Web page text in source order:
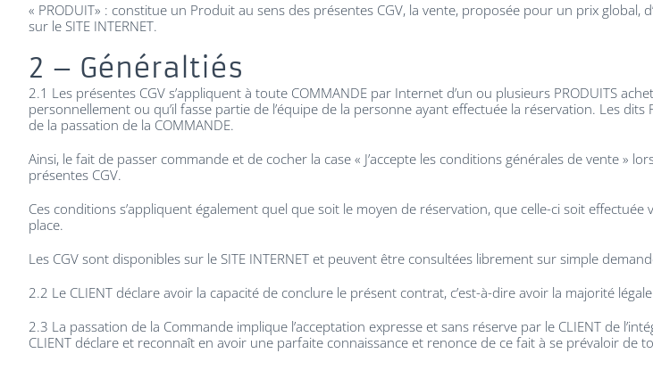
« PRODUIT» : constitue un Produit au sens des présentes CGV, la vente, proposée pour un prix
sur le SITE INTERNET.
2 – Généraltiés
2.1 Les présentes CGV s’appliquent à toute COMMANDE par Internet d’un ou plusieurs PRODUITS
personnellement ou qu’il fasse partie de l’équipe de la personne ayant effectuée la réservation. Les
de la passation de la COMMANDE.
Ainsi, le fait de passer commande et de cocher la case « J’accepte les conditions générales de vente »
présentes CGV.
Ces conditions s’appliquent également quel que soit le moyen de réservation, que celle-ci soit effectuée
place.
Les CGV sont disponibles sur le SITE INTERNET et peuvent être consultées librement sur simple
2.2 Le CLIENT déclare avoir la capacité de conclure le présent contrat, c’est-à-dire avoir la majorité
2.3 La passation de la Commande implique l’acceptation expresse et sans réserve par le CLIENT de
CLIENT déclare et reconnaît en avoir une parfaite connaissance et renonce de ce fait à se prévaloir de